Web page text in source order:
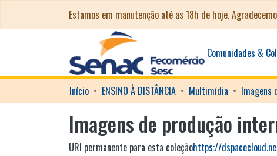
Estamos em manutenção até as 18h de hoje.
Comunidades &
Início ENSINO À DISTÂNCIA Multimídia
Imagens de produção
URI permanente para esta coleçãohttps://